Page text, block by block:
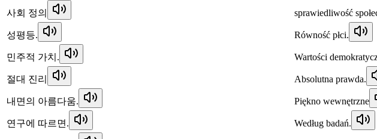
사회 정의 sprawiedliwość
성평등. Równość płci.
민주적 가치. Wartości
절대 진리 Absolutna prawda.
내면의 아름다움. Piękno wewnętrzne
연구에 따르면. Według badań.